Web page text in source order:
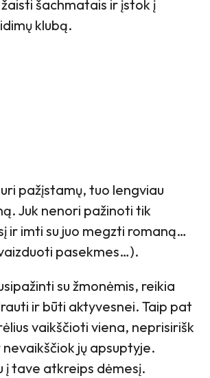
šachmatais ir įstok į
klubą.
pažįstamų, tuo lengviau
Juk nenori pažinoti tik
ir imti su juo megzti romaną…
pasekmes…).
su žmonėmis, reikia
ir būti aktyvesnei. Taip pat
vaikščioti viena, neprisirišk
jų apsuptyje.
į tave atkreips dėmesį.